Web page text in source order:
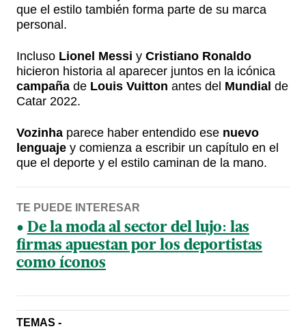
que el estilo también forma parte de su marca
personal.
Incluso Lionel Messi y Cristiano Ronaldo
hicieron historia al aparecer juntos en la icónica
campaña de Louis Vuitton antes del Mundial de
Catar 2022.
Vozinha parece haber entendido ese nuevo
lenguaje y comienza a escribir un capítulo en el
que el deporte y el estilo caminan de la mano.
TE PUEDE INTERESAR
De la moda al sector del lujo: las
firmas apuestan por los deportistas
como íconos
TEMAS -